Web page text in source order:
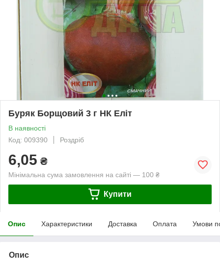
Буряк Борщовий 3 г НК Еліт
В наявності
Код: 009390
Роздріб
6,05 ₴
Мінімальна сума замовлення на сайті — 100 ₴
Купити
Опис Характеристики Доставка Оплата Умови
Опис